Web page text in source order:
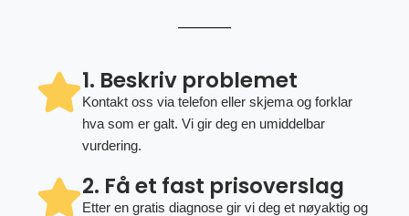
1. Beskriv problemet
Kontakt oss via telefon eller skjema og forklar
hva som er galt. Vi gir deg en umiddelbar
vurdering.
2. Få et fast prisoverslag
Etter en gratis diagnose gir vi deg et nøyaktig og